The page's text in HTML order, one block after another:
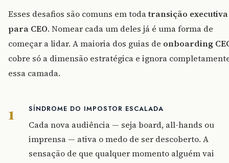
Esses desafios são comuns em todatransição executiva
para CEO. Nomear cada um deles já é uma forma de
começar a lidar. A maioria dos guias de onboarding
cobre só a dimensão estratégica e ignora
essa camada.
1 SÍNDROME DO IMPOSTOR ESCALADA
Cada nova audiência — seja board, all-hands ou
imprensa — ativa o medo de ser descoberto. A
sensação de que qualquer momento alguém vai